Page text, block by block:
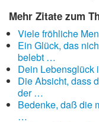
Mehr Zitate zum
Viele fröhliche
Ein Glück, das
belebt …
Dein Lebensglück
Die Absicht, dass
der …
Bedenke, daß die
…